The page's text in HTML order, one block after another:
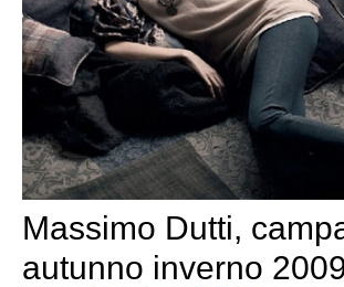
Massimo Dutti,
autunno inverno